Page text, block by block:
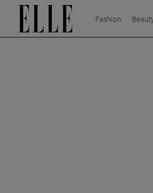
Fashion